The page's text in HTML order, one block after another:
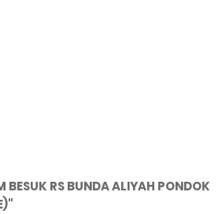
BESUK RS BUNDA ALIYAH PONDOK